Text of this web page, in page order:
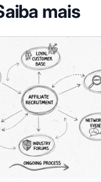
mais
Eficazes em 2025